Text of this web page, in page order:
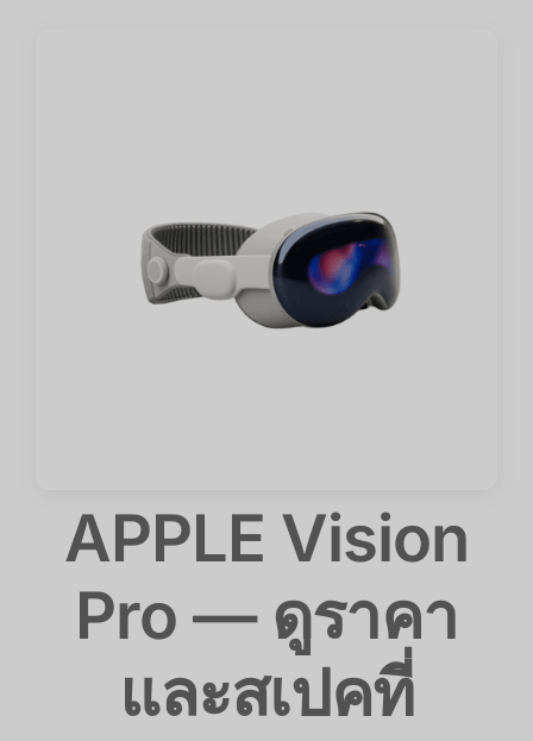
APPLE Vision
Pro — ดูราคา
และสเปคที่